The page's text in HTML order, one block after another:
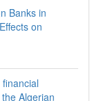
Banks in
on
Algerian